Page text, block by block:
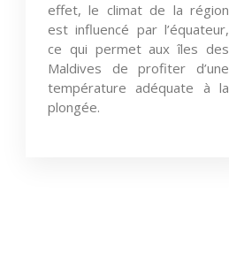
effet, le climat de la région
est influencé par l’équateur,
ce qui permet aux îles des
Maldives de profiter d’une
température adéquate à la
plongée.